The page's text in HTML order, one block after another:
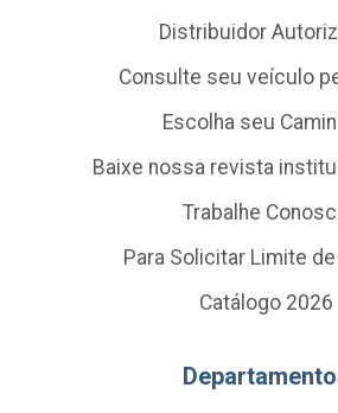
Distribuidor
Consulte seu veículo
Escolha seu
Baixe nossa revista
Trabalhe
Para Solicitar Limite
Catálogo 2026